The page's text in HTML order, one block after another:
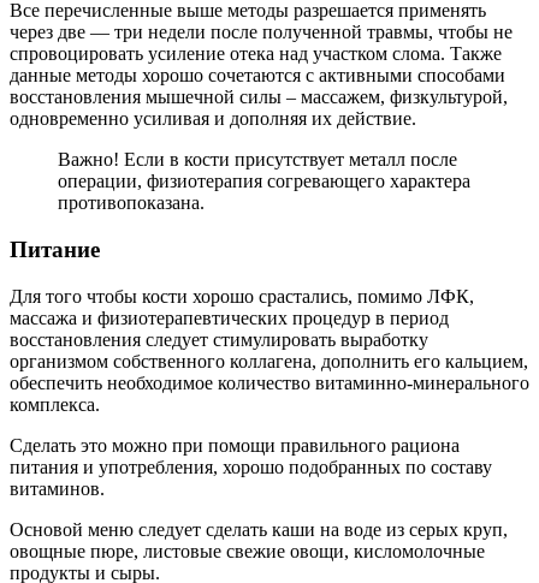
Все перечисленные выше методы разрешается применять
через две — три недели после полученной травмы, чтобы не
спровоцировать усиление отека над участком слома. Также
данные методы хорошо сочетаются с активными способами
восстановления мышечной силы – массажем, физкультурой,
одновременно усиливая и дополняя их действие.
Важно! Если в кости присутствует металл после
операции, физиотерапия согревающего характера
противопоказана.
Питание
Для того чтобы кости хорошо срастались, помимо ЛФК,
массажа и физиотерапевтических процедур в период
восстановления следует стимулировать выработку
организмом собственного коллагена, дополнить его кальцием,
обеспечить необходимое количество витаминно-минерального
комплекса.
Сделать это можно при помощи правильного рациона
питания и употребления, хорошо подобранных по составу
витаминов.
Основой меню следует сделать каши на воде из серых круп,
овощные пюре, листовые свежие овощи, кисломолочные
продукты и сыры.